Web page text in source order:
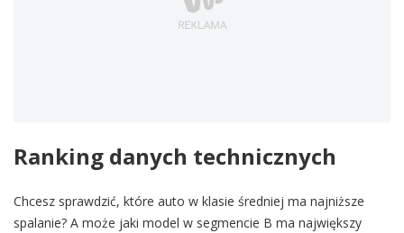
Ranking danych technicznych
Chcesz sprawdzić, które auto w klasie średniej ma najniższe
spalanie? A może jaki model w segmencie B ma największy